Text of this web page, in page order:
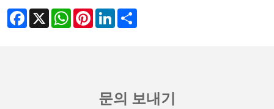
Facebook
X WhatsAppPinterestLinkedIn
문의 보내기